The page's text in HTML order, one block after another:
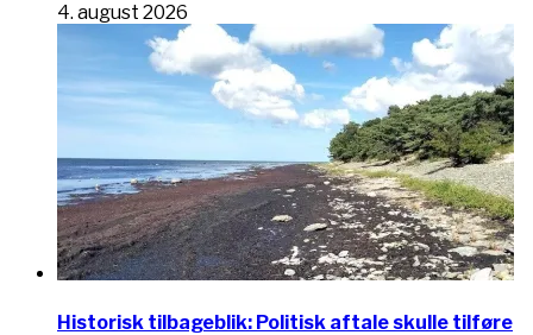
4. august 2026
Historisk tilbageblik: Politisk aftale skulle tilføre